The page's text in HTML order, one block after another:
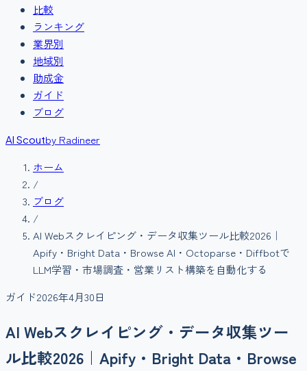
比較
ランキング
業界別
地域別
助成金
ガイド
ブログ
AI Scoutby Radineer
ホーム
/
ブログ
/
AI Webスクレイピング・データ収集ツール比較2026｜
Apify・Bright Data・Browse AI・Octoparse・Diffbotで
LLM学習・市場調査・営業リスト構築を自動化する
ガイド2026年4月30日
AI Webスクレイピング・データ収集ツー
ル比較2026｜Apify・Bright Data・Browse